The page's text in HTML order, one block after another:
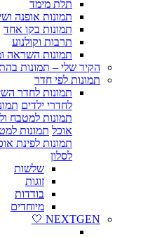
תלת מימד
תמונות אופנה
תמונות בקו אחד
תרבות וקולנוע
תמונות השראה
הקיר שלי – תמונות
תמונות לפי חדר
תמונות לחדר
לחדרי ילדים
תמונות למטבח
אוכל תמונות
תמונות לפינת
לסלון
שלשות
זוגות
בודדות
מיוחדים
NEXTGEN 🤍